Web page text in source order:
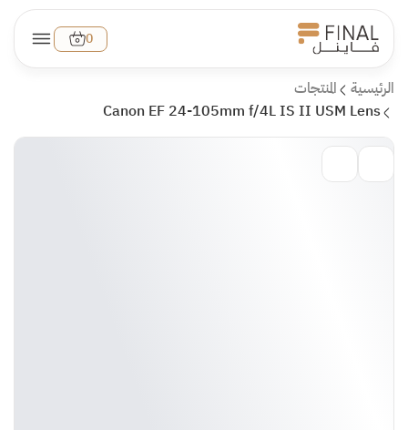
0
الرئيسية
المنتجات
Canon EF 24-105mm f/4L IS II USM Lens